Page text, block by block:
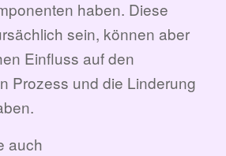
haben. Diese
sein, können aber
Einfluss auf den
Prozess und die Linderung
auch